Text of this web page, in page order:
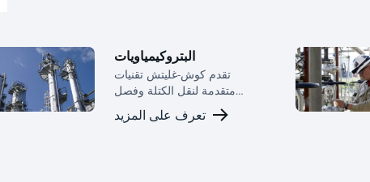
البتروكيمياويات
تقدم كوش-غليتش تقنيات
متقدمة لنقل الكتلة وفصل
المراحل لتعزيز معدل النقل
والموثوقية والاستدامة في
تعرف على المزيد